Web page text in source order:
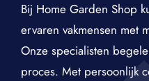
Bij Home Garden Shop
ervaren vakmensen met
Onze specialisten
proces. Met persoonlijk